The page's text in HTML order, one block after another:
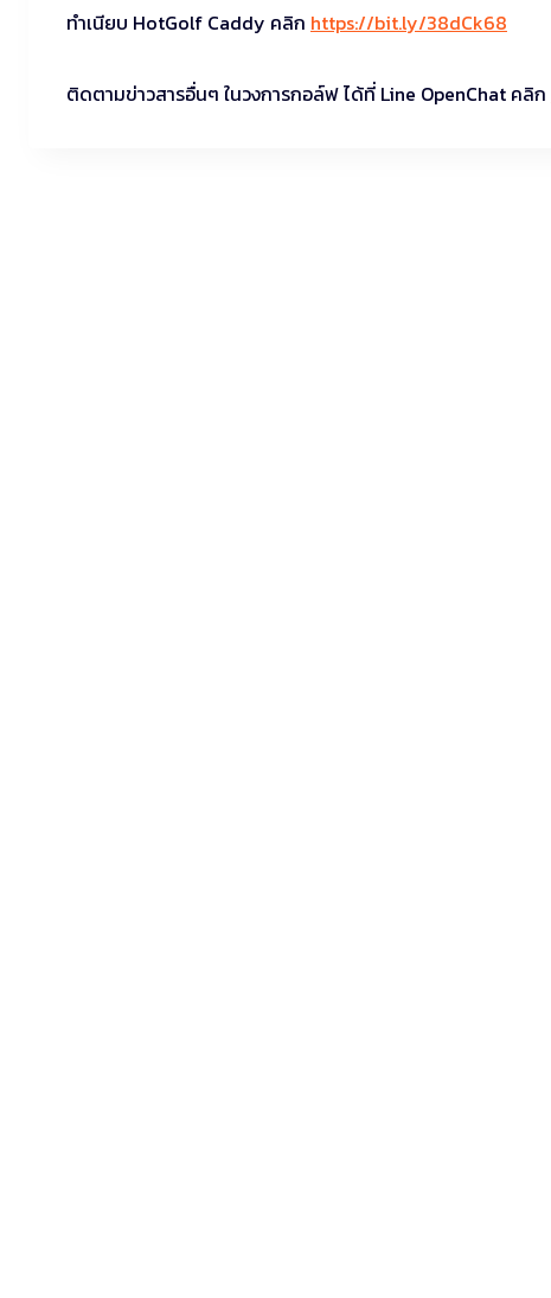
ทำเนียบ HotGolf Caddy คลิก https://bit.ly/38dCk68
ติดตามข่าวสารอื่นๆ ในวงการกอล์ฟ ได้ที่ Line OpenChat คลิก